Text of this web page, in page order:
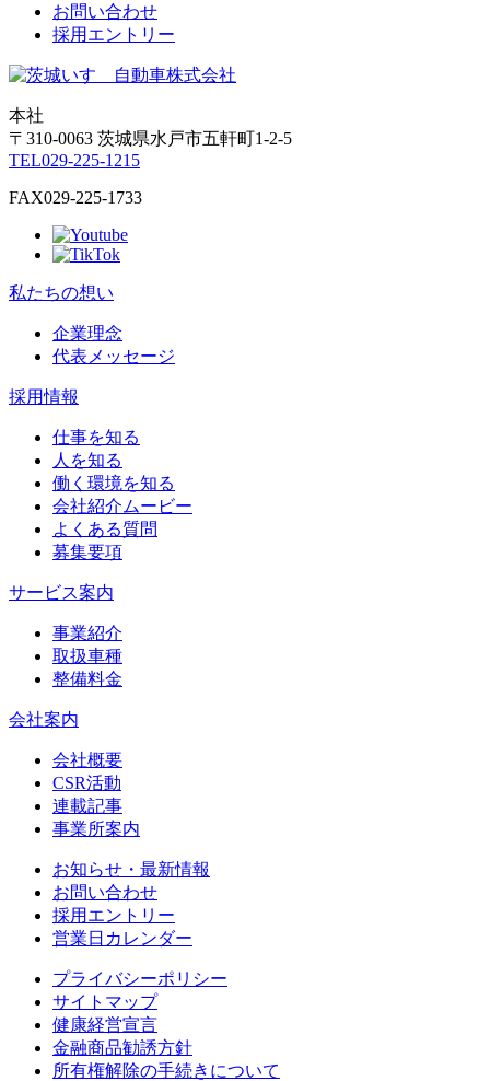
お問い合わせ
採用エントリー
本社
〒310-0063 茨城県水戸市五軒町1-2-5
TEL029-225-1215
FAX029-225-1733
私たちの想い
企業理念
代表メッセージ
採用情報
仕事を知る
人を知る
働く環境を知る
会社紹介ムービー
よくある質問
募集要項
サービス案内
事業紹介
取扱車種
整備料金
会社案内
会社概要
CSR活動
連載記事
事業所案内
お知らせ・最新情報
お問い合わせ
採用エントリー
営業日カレンダー
プライバシーポリシー
サイトマップ
健康経営宣言
金融商品勧誘方針
所有権解除の手続きについて